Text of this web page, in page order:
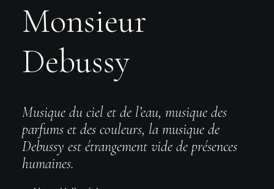
Monsieur
Debussy
Musique du ciel et de l’eau, musique des
parfums et des couleurs, la musique de
Debussy est étrangement vide de présences
humaines.